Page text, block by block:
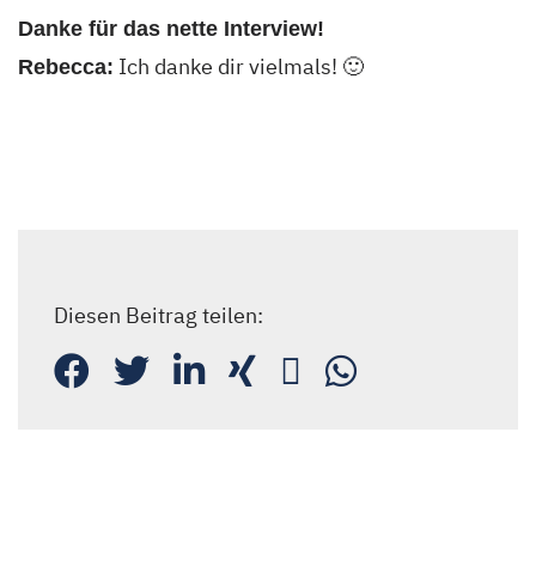
Danke für das nette Interview!
Rebecca: Ich danke dir vielmals! 🙂
Diesen Beitrag teilen: